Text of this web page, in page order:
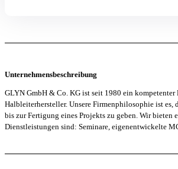
Unternehmensbeschreibung
GLYN GmbH & Co. KG ist seit 1980 ein
Halbleiterhersteller. Unsere Firmenphilosophie ist
bis zur Fertigung eines Projekts zu geben. Wir bieten
Dienstleistungen sind: Seminare, eigenentwickelte